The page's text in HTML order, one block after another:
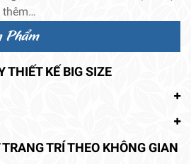
thêm…
Phẩm
THIẾT KẾ BIG SIZE
TRÍ THEO KHÔNG GIAN